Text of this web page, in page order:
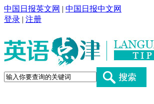
中国日报英文网 | 中国日报中文网
登录 | 注册